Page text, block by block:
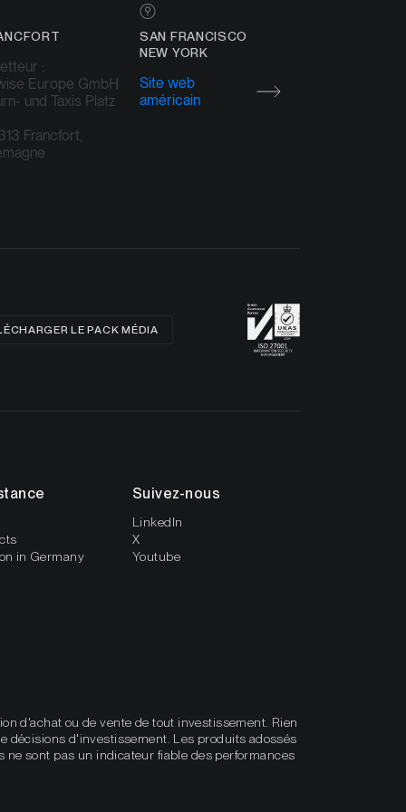
:
Europe GmbH
und Taxis Platz
Francfort,
SAN FRANCISCO
NEW YORK
Site web
américain
LE PACK MÉDIA
in Germany
Suivez-nous
LinkedIn
X
Youtube
d'achat ou de vente de tout investissement. Rien
décisions d'investissement. Les produits adossés
sont pas un indicateur fiable des performances